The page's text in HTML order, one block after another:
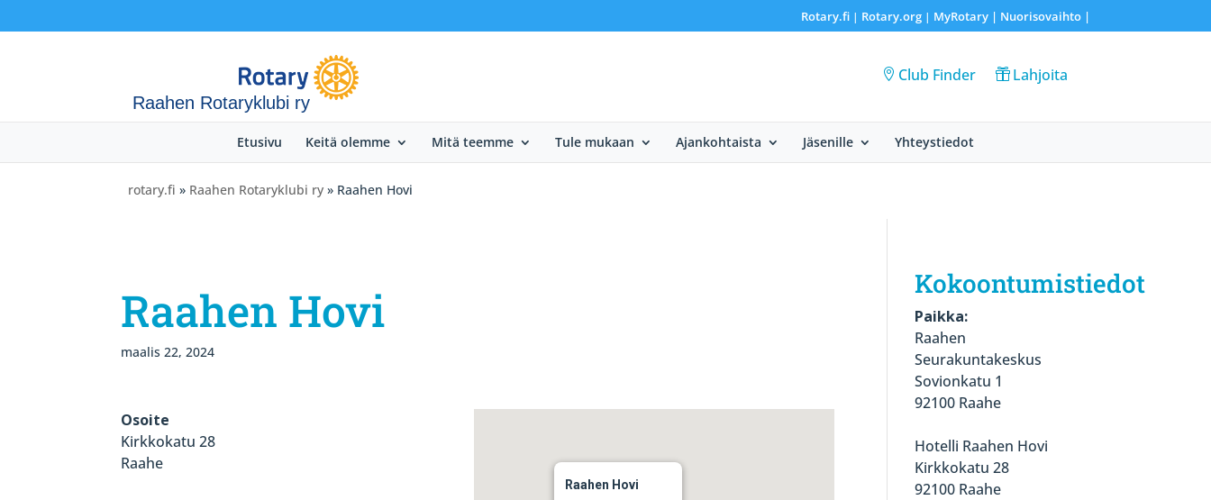
Rotary.fi| Rotary.org| MyRotary | Nuorisovaihto|
Raahen Rotaryklubi ry
Club Finder Lahjoita
Etusivu Keitä olemme Mitä teemme Tule mukaan Ajankohtaista Jäsenille Yhteystiedot
rotary.fi » Raahen Rotaryklubi ry » Raahen Hovi
Raahen Hovi
maalis 22, 2024
Raahen Hovi
Osoite
Kirkkokatu 28
Raahe
Kokoontumistiedot
Paikka:
Raahen
Seurakuntakeskus
Sovionkatu 1
92100 Raahe
Hotelli Raahen Hovi
Kirkkokatu 28
92100 Raahe